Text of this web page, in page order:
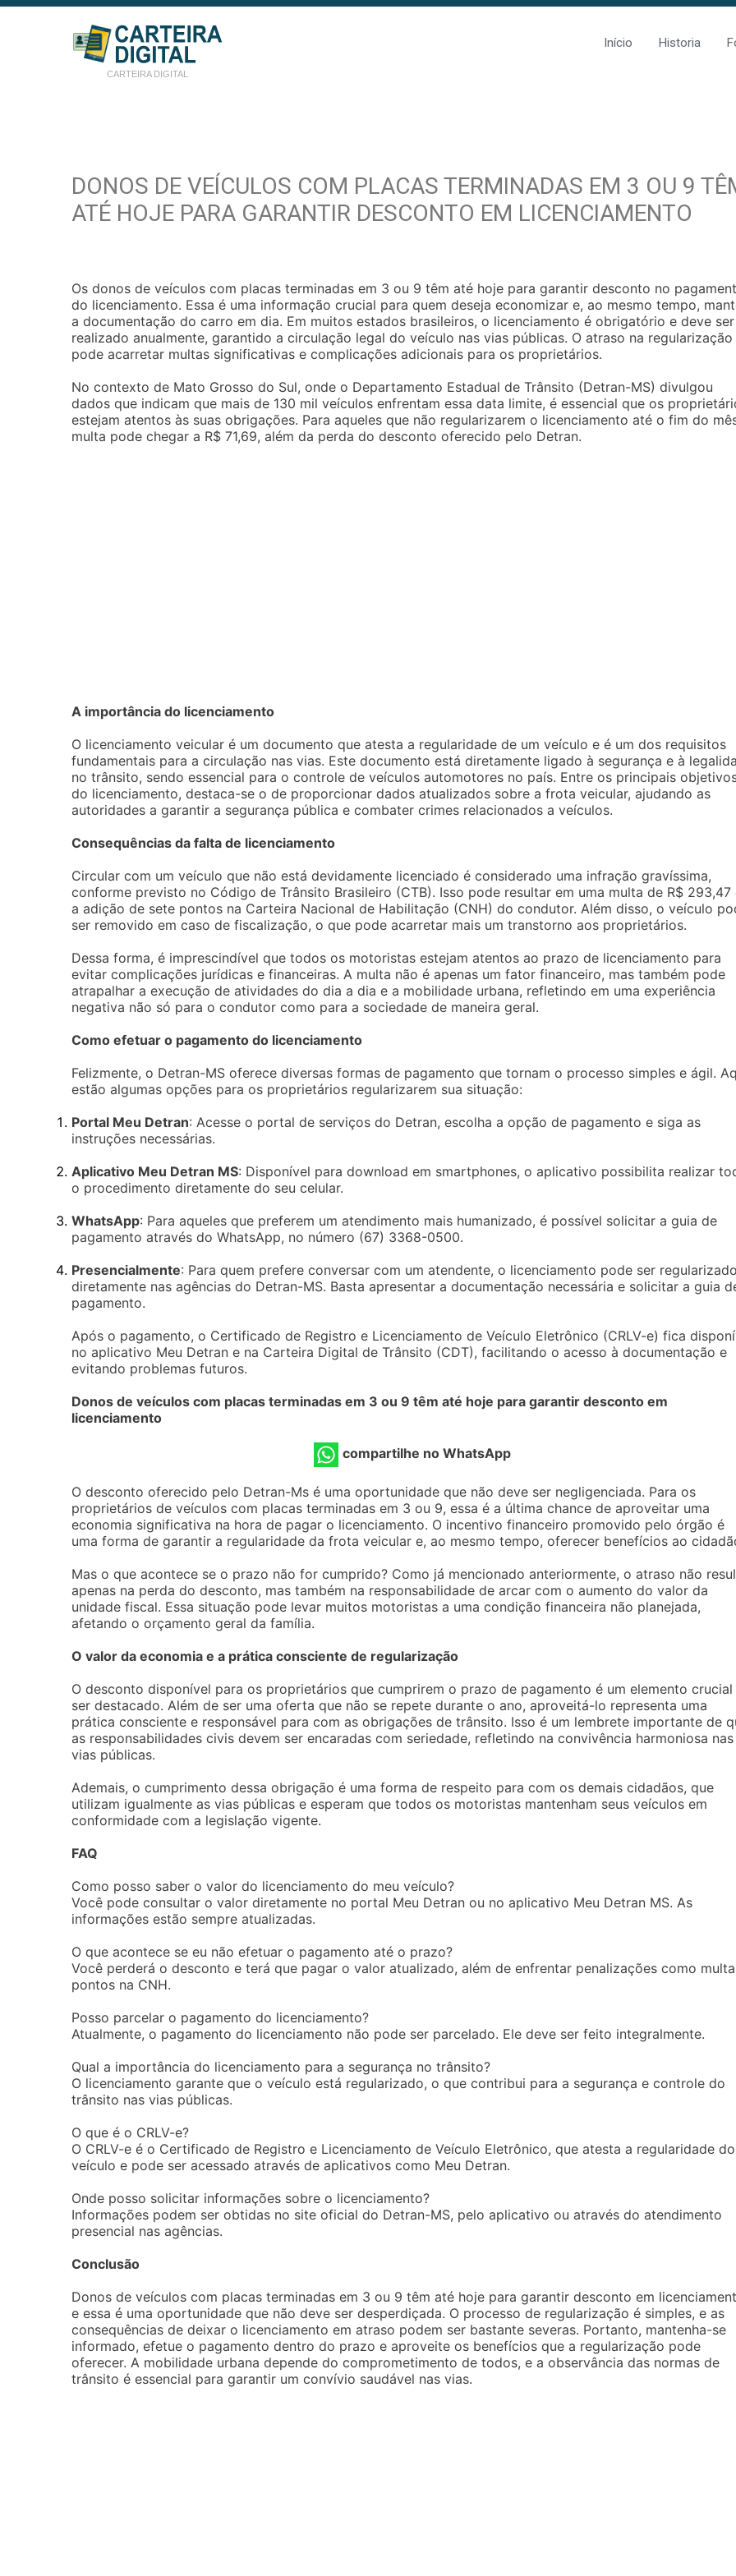
CARTEIRA DIGITAL
Início Historia
DONOS DE VEÍCULOS COM PLACAS TERMINADAS EM 3 OU 9
ATÉ HOJE PARA GARANTIR DESCONTO EM LICENCIAMENTO
Os donos de veículos com placas terminadas em 3 ou 9 têm até hoje para garantir desconto no
do licenciamento. Essa é uma informação crucial para quem deseja economizar e, ao mesmo tempo,
a documentação do carro em dia. Em muitos estados brasileiros, o licenciamento é obrigatório e deve ser
realizado anualmente, garantido a circulação legal do veículo nas vias públicas. O atraso na regularização
pode acarretar multas significativas e complicações adicionais para os proprietários.
No contexto de Mato Grosso do Sul, onde o Departamento Estadual de Trânsito (Detran-MS) divulgou
dados que indicam que mais de 130 mil veículos enfrentam essa data limite, é essencial que os
estejam atentos às suas obrigações. Para aqueles que não regularizarem o licenciamento até o fim do
multa pode chegar a R$ 71,69, além da perda do desconto oferecido pelo Detran.
A importância do licenciamento
O licenciamento veicular é um documento que atesta a regularidade de um veículo e é um dos requisitos
fundamentais para a circulação nas vias. Este documento está diretamente ligado à segurança e à
no trânsito, sendo essencial para o controle de veículos automotores no país. Entre os principais
do licenciamento, destaca-se o de proporcionar dados atualizados sobre a frota veicular, ajudando as
autoridades a garantir a segurança pública e combater crimes relacionados a veículos.
Consequências da falta de licenciamento
Circular com um veículo que não está devidamente licenciado é considerado uma infração gravíssima,
conforme previsto no Código de Trânsito Brasileiro (CTB). Isso pode resultar em uma multa de R$ 293,47
a adição de sete pontos na Carteira Nacional de Habilitação (CNH) do condutor. Além disso, o veículo
ser removido em caso de fiscalização, o que pode acarretar mais um transtorno aos proprietários.
Dessa forma, é imprescindível que todos os motoristas estejam atentos ao prazo de licenciamento para
evitar complicações jurídicas e financeiras. A multa não é apenas um fator financeiro, mas também pode
atrapalhar a execução de atividades do dia a dia e a mobilidade urbana, refletindo em uma experiência
negativa não só para o condutor como para a sociedade de maneira geral.
Como efetuar o pagamento do licenciamento
Felizmente, o Detran-MS oferece diversas formas de pagamento que tornam o processo simples e ágil.
estão algumas opções para os proprietários regularizarem sua situação:
Portal Meu Detran: Acesse o portal de serviços do Detran, escolha a opção de pagamento e siga as
instruções necessárias.
Aplicativo Meu Detran MS: Disponível para download em smartphones, o aplicativo possibilita realizar
o procedimento diretamente do seu celular.
WhatsApp: Para aqueles que preferem um atendimento mais humanizado, é possível solicitar a guia de
pagamento através do WhatsApp, no número (67) 3368-0500.
Presencialmente: Para quem prefere conversar com um atendente, o licenciamento pode ser
diretamente nas agências do Detran-MS. Basta apresentar a documentação necessária e solicitar a guia
pagamento.
Após o pagamento, o Certificado de Registro e Licenciamento de Veículo Eletrônico (CRLV-e) fica
no aplicativo Meu Detran e na Carteira Digital de Trânsito (CDT), facilitando o acesso à documentação e
evitando problemas futuros.
Donos de veículos com placas terminadas em 3 ou 9 têm até hoje para garantir desconto em
licenciamento
compartilhe no WhatsApp
O desconto oferecido pelo Detran-Ms é uma oportunidade que não deve ser negligenciada. Para os
proprietários de veículos com placas terminadas em 3 ou 9, essa é a última chance de aproveitar uma
economia significativa na hora de pagar o licenciamento. O incentivo financeiro promovido pelo órgão é
uma forma de garantir a regularidade da frota veicular e, ao mesmo tempo, oferecer benefícios ao
Mas o que acontece se o prazo não for cumprido? Como já mencionado anteriormente, o atraso não
apenas na perda do desconto, mas também na responsabilidade de arcar com o aumento do valor da
unidade fiscal. Essa situação pode levar muitos motoristas a uma condição financeira não planejada,
afetando o orçamento geral da família.
O valor da economia e a prática consciente de regularização
O desconto disponível para os proprietários que cumprirem o prazo de pagamento é um elemento crucial
ser destacado. Além de ser uma oferta que não se repete durante o ano, aproveitá-lo representa uma
prática consciente e responsável para com as obrigações de trânsito. Isso é um lembrete importante de
as responsabilidades civis devem ser encaradas com seriedade, refletindo na convivência harmoniosa nas
vias públicas.
Ademais, o cumprimento dessa obrigação é uma forma de respeito para com os demais cidadãos, que
utilizam igualmente as vias públicas e esperam que todos os motoristas mantenham seus veículos em
conformidade com a legislação vigente.
FAQ
Como posso saber o valor do licenciamento do meu veículo?
Você pode consultar o valor diretamente no portal Meu Detran ou no aplicativo Meu Detran MS. As
informações estão sempre atualizadas.
O que acontece se eu não efetuar o pagamento até o prazo?
Você perderá o desconto e terá que pagar o valor atualizado, além de enfrentar penalizações como
pontos na CNH.
Posso parcelar o pagamento do licenciamento?
Atualmente, o pagamento do licenciamento não pode ser parcelado. Ele deve ser feito integralmente.
Qual a importância do licenciamento para a segurança no trânsito?
O licenciamento garante que o veículo está regularizado, o que contribui para a segurança e controle do
trânsito nas vias públicas.
O que é o CRLV-e?
O CRLV-e é o Certificado de Registro e Licenciamento de Veículo Eletrônico, que atesta a regularidade do
veículo e pode ser acessado através de aplicativos como Meu Detran.
Onde posso solicitar informações sobre o licenciamento?
Informações podem ser obtidas no site oficial do Detran-MS, pelo aplicativo ou através do atendimento
presencial nas agências.
Conclusão
Donos de veículos com placas terminadas em 3 ou 9 têm até hoje para garantir desconto em
e essa é uma oportunidade que não deve ser desperdiçada. O processo de regularização é simples, e as
consequências de deixar o licenciamento em atraso podem ser bastante severas. Portanto, mantenha-se
informado, efetue o pagamento dentro do prazo e aproveite os benefícios que a regularização pode
oferecer. A mobilidade urbana depende do comprometimento de todos, e a observância das normas de
trânsito é essencial para garantir um convívio saudável nas vias.